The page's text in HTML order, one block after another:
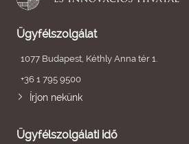
Ügyfélszolgálat
1077 Budapest, Kéthly Anna tér 1.
+36 1 795 9500
Írjon nekünk
Ügyfélszolgálati idő